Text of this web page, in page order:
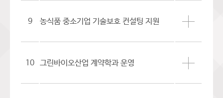
9 농식품 중소기업 기술보호 컨설팅 지원
10 그린바이오산업 계약학과 운영